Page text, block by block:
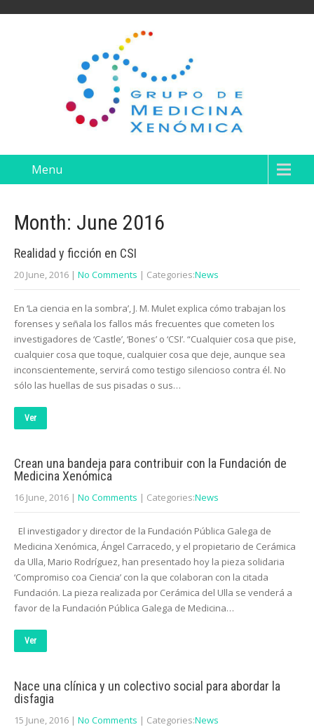
Menu
Month: June 2016
Realidad y ficción en CSI
20 June, 2016 | No Comments | Categories:News
En ‘La ciencia en la sombra’, J. M. Mulet explica cómo trabajan los
forenses y señala los fallos más frecuentes que cometen los
investigadores de ‘Castle’, ‘Bones’ o ‘CSI’. “Cualquier cosa que pise,
cualquier cosa que toque, cualquier cosa que deje, aunque sea
inconscientemente, servirá como testigo silencioso contra él. No
sólo las huellas de sus pisadas o sus…
Ver
Crean una bandeja para contribuir con la Fundación de
Medicina Xenómica
16 June, 2016 | No Comments | Categories:News
El investigador y director de la Fundación Pública Galega de
Medicina Xenómica, Ángel Carracedo, y el propietario de Cerámica
da Ulla, Mario Rodríguez, han presentado hoy la pieza solidaria
‘Compromiso coa Ciencia’ con la que colaboran con la citada
Fundación. La pieza realizada por Cerámica del Ulla se venderá a
favor de la Fundación Pública Galega de Medicina…
Ver
Nace una clínica y un colectivo social para abordar la
disfagia
15 June, 2016 | No Comments | Categories:News